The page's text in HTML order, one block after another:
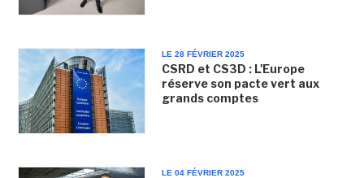
LE 28 FÉVRIER 2025
CSRD et CS3D : L'Europe
réserve son pacte vert aux
grands comptes
LE 04 FÉVRIER 2025